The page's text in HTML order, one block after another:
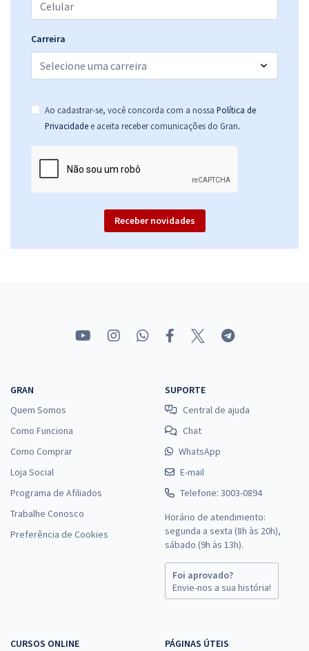
Carreira
Ao cadastrar-se, você concorda com a nossa Política de
Privacidade e aceita receber comunicações do Gran.
Receber novidades
GRAN
Quem Somos
Como Funciona
Como Comprar
Loja Social
Programa de Afiliados
Trabalhe Conosco
Preferência de Cookies
SUPORTE
Central de ajuda
Chat
WhatsApp
E-mail
Telefone: 3003-0894
Horário de atendimento:
segunda a sexta (8h às 20h),
sábado (9h às 13h).
Foi aprovado?
Envie-nos a sua história!
CURSOS ONLINE PÁGINAS ÚTEIS